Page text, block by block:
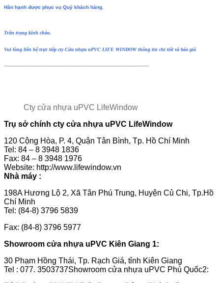
Hân hạnh được phục vụ Quý khách hàng.
Trân trọng kính chào.
Vui lòng liên hệ trực tiếp cty Cửa nhựa uPVC LIFE WINDOW thông tin chi tiết và báo giá
—————————————————————————————–
Cty cửa nhựa uPVC LifeWindow
Trụ sở chính cty cửa nhựa uPVC LifeWindow
120 Cộng Hòa, P. 4, Quận Tân Bình, Tp. Hồ Chí Minh
Tel: 84 – 8 3948 1836
Fax: 84 – 8 3948 1976
Website: http://www.lifewindow.vn
Nhà máy :
198A Hương Lộ 2, Xã Tân Phú Trung, Huyện Củ Chi, Tp.Hồ
Chí Minh
Tel: (84-8) 3796 5839
Fax: (84-8) 3796 5977
Showroom cửa nhựa uPVC Kiên Giang 1:
30 Phạm Hồng Thái, Tp. Rạch Giá, tỉnh Kiên Giang
Tel : 077. 3503737Showroom cửa nhựa uPVC Phú Quốc2: